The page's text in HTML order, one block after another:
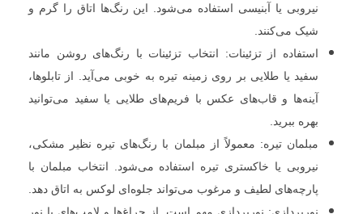
نیروبی یا آبنیسی استفاده می‌شود. این رنگ‌ها اتاق را گرم و
شیک می‌کنند.
استفاده از تزئینات: انتخاب تزئینات با رنگ‌های روشن مانند
سفید یا طلایی بر روی زمینه تیره به خوبی می‌آید. از تابلوها،
آینه‌ها و قاب‌های عکس با فریم‌های طلایی یا سفید می‌توانید
بهره ببرید.
مبلمان تیره: معمولاً از مبلمان با رنگ‌های تیره نظیر مشکی،
نیروبی یا خاکستری تیره استفاده می‌شود. انتخاب مبلمان با
پارچه‌های لطیف و مرغوب می‌تواند جلوه‌ای لوکس به اتاق دهد.